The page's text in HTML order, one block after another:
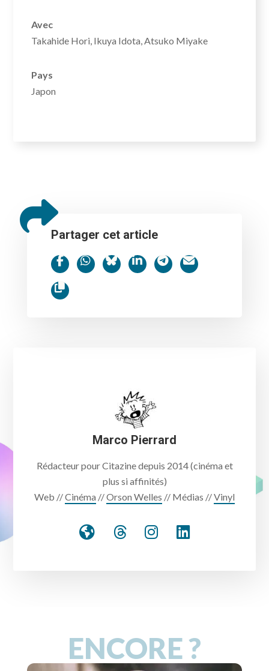
Avec
Takahide Hori, Ikuya Idota, Atsuko Miyake
Pays
Japon
Partager cet article
Marco Pierrard
Rédacteur pour Citazine depuis 2014 (cinéma et
plus si affinités)
Web //Cinéma //Orson Welles // Médias //Vinyl
ENCORE ?